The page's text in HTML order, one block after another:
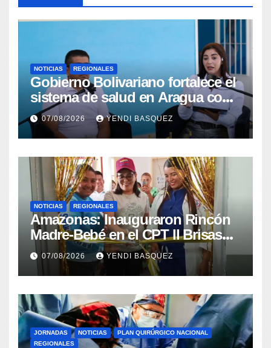
NOTICIAS REGIONALES
Gobierno Bolivariano fortalece el
sistema de salud en Aragua con
la reinauguración del CDI La
Mora
07/08/2026 YENDI BASQUEZ
NOTICIAS REGIONALES
​Amazonas: Inauguraron Rincón
Madre-Bebé en el CPT II Brisas
del Aeropuerto ​Inauguraron
Rincón
07/08/2026 YENDI BASQUEZ
JORNADAS NOTICIAS
PLAN QUIRÚRGICO NACIONAL
REGIONALES